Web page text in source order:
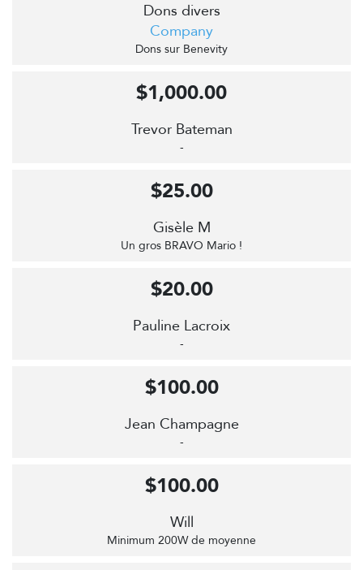
Dons divers
Company
Dons sur Benevity
Trevor Bateman
-
$1,000.00
Gisèle M
Un gros BRAVO Mario !
$25.00
Pauline Lacroix
-
$20.00
Jean Champagne
-
$100.00
Will
Minimum 200W de moyenne
$100.00